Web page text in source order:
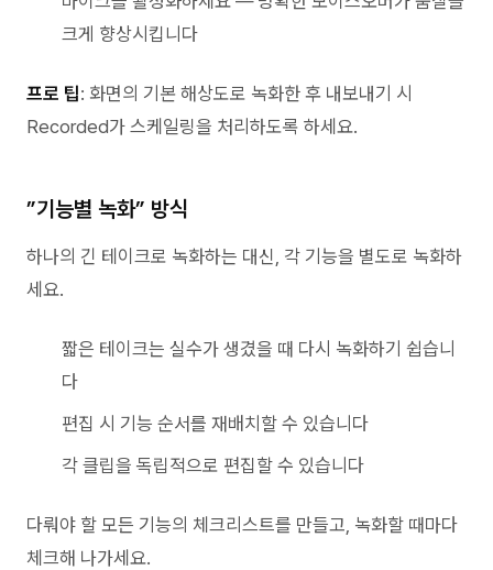
크게 향상시킵니다
프로 팁: 화면의 기본 해상도로 녹화한 후 내보내기 시
Recorded가 스케일링을 처리하도록 하세요.
”기능별 녹화” 방식
하나의 긴 테이크로 녹화하는 대신, 각 기능을 별도로 녹화하
세요.
짧은 테이크는 실수가 생겼을 때 다시 녹화하기 쉽습니
다
편집 시 기능 순서를 재배치할 수 있습니다
각 클립을 독립적으로 편집할 수 있습니다
다뤄야 할 모든 기능의 체크리스트를 만들고, 녹화할 때마다
체크해 나가세요.